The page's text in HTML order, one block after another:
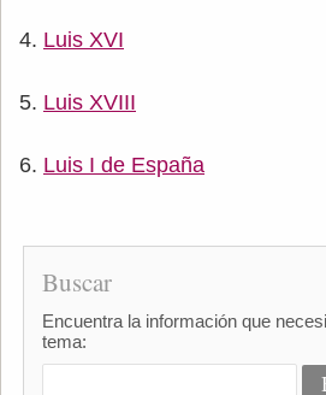
Luis XVI
Luis XVIII
Luis I de España
Buscar
Encuentra la información que
tema: